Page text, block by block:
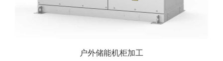
户外储能机柜加工